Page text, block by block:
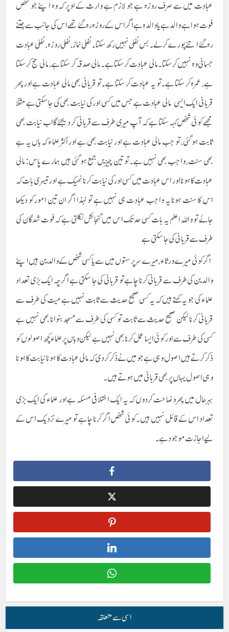
عبادت میں سے صرف روزہ ہے جو لازم ہے وارث کے اوپر کہ وہ اپنے جو شخص
فوت ہوا ہے والد ہے یا والدہ ہے اگر اس کے روزہ رہ گئے تھے اس کی جانب سے جتنے
رہ گئے اتنے پورے کر لے۔ بس نفلی نہیں رکھ سکتا۔ نفلی نماز، نفلی روزہ، نفلی عبادت
جسمانی وہ نہیں کر سکتا۔ مالی عبادت کر سکتا ہے۔ مالی صدقہ کر سکتا ہے، مالی حج کر سکتا
ہے، عمرہ کر سکتا ہے۔ تو یہ عبادت کر سکتا ہے۔ تو قربانی بھی مالی عبادت ہے اور پھر
قربانی ایک ایسی مالی عبادت ہے جس میں کسی اور کی نیابت بھی کی جا سکتی ہے مثلاً
مجھے کوئی شخص کہہ سکتا ہے کہ آپ میری طرف سے قربانی کر دیجئے گا اب نیابت بھی
ثابت ہو گئی، تو جب مالی عبادت ہے اور نیابت بھی ہے اور اکثر علماء کہ ہاں یہ ہے
بھی سنت، واجب بھی نہیں ہے۔ تو تین چیزیں جمع ہو گئی ہیں ہمارے پاس: مالی
عبادت کا ہونا اور اس عبادت میں کسی اور کی نیابت کرنا ٹھیک ہے اور تیسری بات کہ
اس کا سنت ہونا یہ واجب عبادت ہی نہیں ہے تو لہذا اگر ان تین امور کو دیکھا
جائے تو واللہ اعلم یہ بات کسی حد تک اس میں گنجائش نکلتی ہے کہ فوت شدگان کی
طرف سے قربانی کی جا سکتی ہے
اگر کوئی میرے ورثاء ، میرے سرپرستوں میں سے یا کسی شخص کے والدین ہیں اپنے
والدین کی طرف سے قربانی کرنا چاہے تو قربانی کی جا سکتی ہے اگرچہ ایک بڑی تعداد
علماء کی جو یہ کہتے ہیں کہ یہ کسی صحیح حدیث سے ثابت نہیں ہے میت کی طرف سے
قربانی کرنا لیکن صحیح حدیث سے ثابت تو کسی کی طرف سے مسجد بنوانا بھی نہیں ہے
کسی کی طرف سے اور کوئی ایسا عمل کرنا بھی نہیں ہے لیکن وہاں پر علماء کچھ اصولوں کو
ذکر کرتے ہیں اصول وہی ہے جو میں نے ذکر کر دی کہ مالی عبادت کا ہونا نیابت کا ہونا
وہی اصول یہاں پر بھی قربانی میں ہوتے ہیں۔
بہرحال میں پھر وضاحت کر دوں کہ یہ ایک اختلافی مسئلہ ہے اور علماء کی ایک بڑی
تعداد اس کے قائل نہیں ہیں۔ کوئی شخص اگر کرنا چاہے تو میرے نزدیک اس کے
لیے اجازت موجود ہے۔
اسی سے متعلقہ